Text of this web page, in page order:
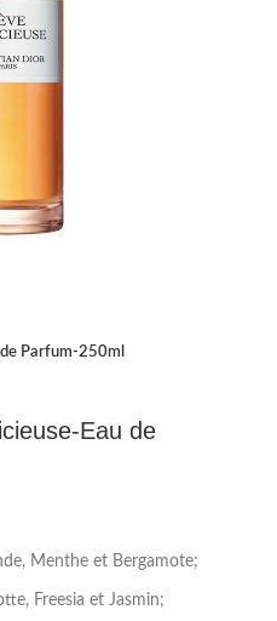
Parfum-250ml
Eau de
Menthe et Bergamote;
Freesia et Jasmin;